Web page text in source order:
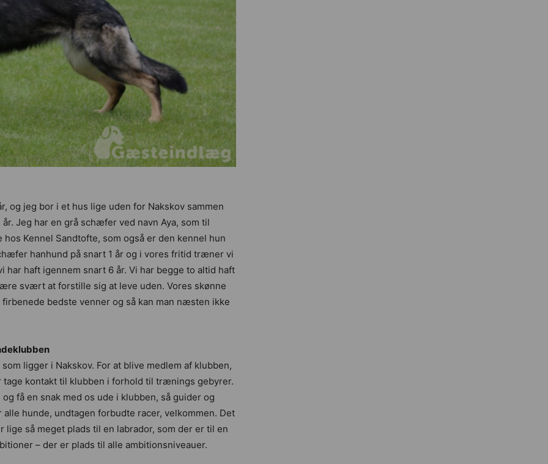
og jeg bor i et hus lige uden for Nakskov sammen
Jeg har en grå schæfer ved navn Aya, som til
Kennel Sandtofte, som også er den kennel hun
hanhund på snart 1 år og i vores fritid træner vi
haft igennem snart 6 år. Vi har begge to altid haft
svært at forstille sig at leve uden. Vores skønne
bedste venner og så kan man næsten ikke
ligger i Nakskov. For at blive medlem af klubben,
kontakt til klubben i forhold til trænings gebyrer.
få en snak med os ude i klubben, så guider og
hunde, undtagen forbudte racer, velkommen. Det
så meget plads til en labrador, som der er til en
– der er plads til alle ambitionsniveauer.